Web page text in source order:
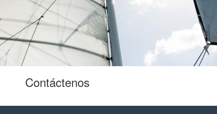
Contáctenos